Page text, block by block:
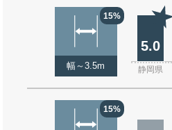
15%
幅～3.5m
5.0
静岡県
15%